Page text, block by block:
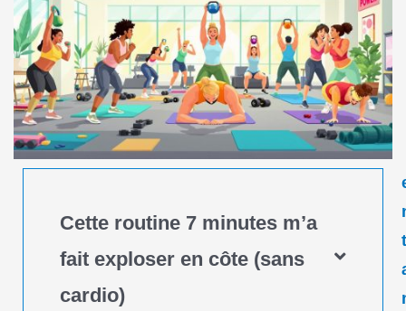
Cette routine 7 minutes m’a
fait exploser en côte (sans
cardio)